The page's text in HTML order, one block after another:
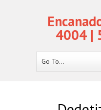
4004 |
Go To...